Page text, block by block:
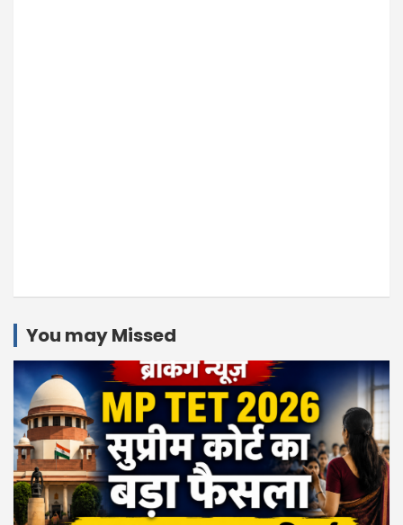
You may Missed